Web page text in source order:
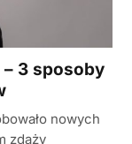
3 sposoby
nowych
zdąży